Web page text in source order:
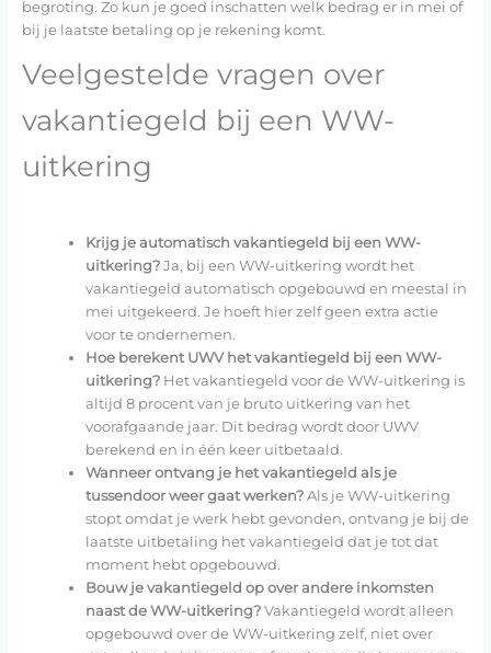
begroting. Zo kun je goed inschatten welk bedrag er in mei of
bij je laatste betaling op je rekening komt.
Veelgestelde vragen over
vakantiegeld bij een WW-
uitkering
Krijg je automatisch vakantiegeld bij een WW-
uitkering?Ja, bij een WW-uitkering wordt het
vakantiegeld automatisch opgebouwd en meestal in
mei uitgekeerd. Je hoeft hier zelf geen extra actie
voor te ondernemen.
Hoe berekent UWV het vakantiegeld bij een WW-
uitkering?Het vakantiegeld voor de WW-uitkering is
altijd 8 procent van je bruto uitkering van het
voorafgaande jaar. Dit bedrag wordt door UWV
berekend en in één keer uitbetaald.
Wanneer ontvang je het vakantiegeld als je
tussendoor weer gaat werken?Als je WW-uitkering
stopt omdat je werk hebt gevonden, ontvang je bij de
laatste uitbetaling het vakantiegeld dat je tot dat
moment hebt opgebouwd.
Bouw je vakantiegeld op over andere inkomsten
naast de WW-uitkering?Vakantiegeld wordt alleen
opgebouwd over de WW-uitkering zelf, niet over